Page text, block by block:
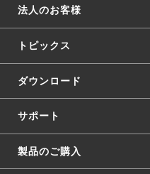
法人のお客様
トピックス
ダウンロード
サポート
製品のご購入